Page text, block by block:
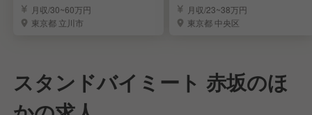
を募集！
月収/30~60万円
東京都 立川市
境安定＊賞与年3回
月収/23~38万円
東京都 中央区
スタンドバイミート 赤坂のほ